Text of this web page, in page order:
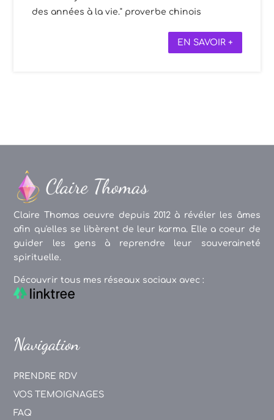
des années à la vie." proverbe chinois
EN SAVOIR +
Claire Thomas oeuvre depuis 2012 à révéler les âmes
afin qu'elles se libèrent de leur karma. Elle a coeur de
guider les gens à reprendre leur souveraineté
spirituelle.
Découvrir tous mes réseaux sociaux avec :
Navigation
PRENDRE RDV
VOS TEMOIGNAGES
FAQ